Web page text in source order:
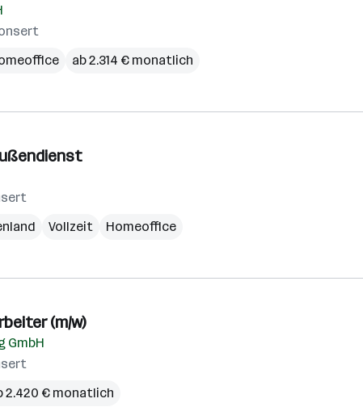
ab 2.314 € monatlich
Vollzeit Homeoffice
(m/w)
GmbH
2.420 € monatlich